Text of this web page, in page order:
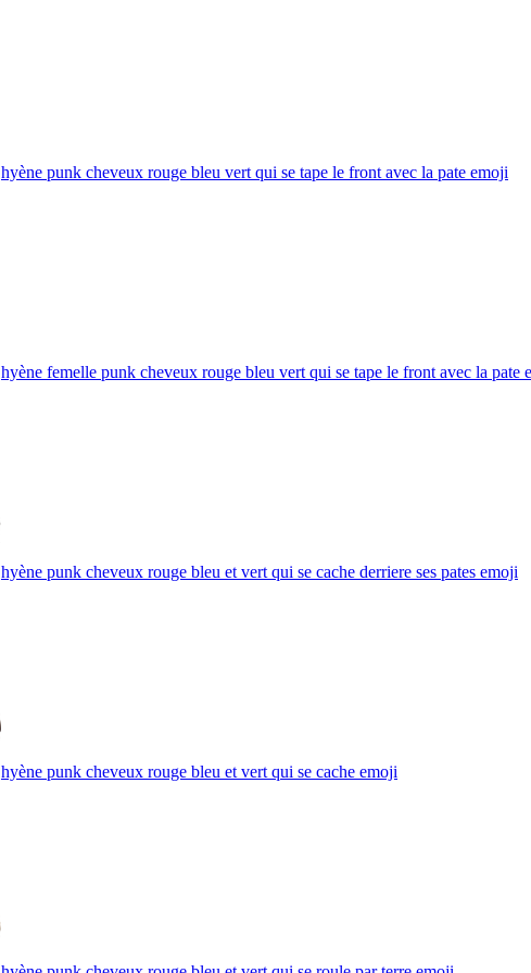
hyène punk cheveux rouge bleu vert qui se tape le front avec la pate emoji
hyène femelle punk cheveux rouge bleu vert qui se tape le front avec la pate
hyène punk cheveux rouge bleu et vert qui se cache derriere ses pates emoji
hyène punk cheveux rouge bleu et vert qui se cache emoji